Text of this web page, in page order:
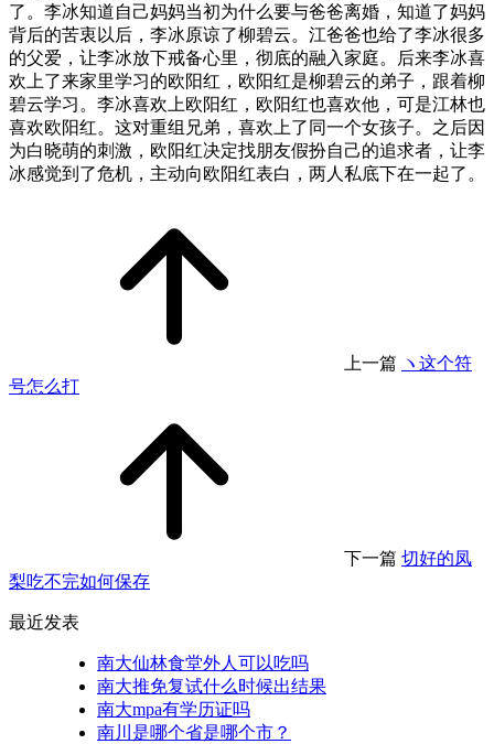
了。李冰知道自己妈妈当初为什么要与爸爸离婚，知道了妈妈
背后的苦衷以后，李冰原谅了柳碧云。江爸爸也给了李冰很多
的父爱，让李冰放下戒备心里，彻底的融入家庭。后来李冰喜
欢上了来家里学习的欧阳红，欧阳红是柳碧云的弟子，跟着柳
碧云学习。李冰喜欢上欧阳红，欧阳红也喜欢他，可是江林也
喜欢欧阳红。这对重组兄弟，喜欢上了同一个女孩子。之后因
为白晓萌的刺激，欧阳红决定找朋友假扮自己的追求者，让李
冰感觉到了危机，主动向欧阳红表白，两人私底下在一起了。
上一篇 ヽ这个符
号怎么打
下一篇 切好的凤
梨吃不完如何保存
最近发表
南大仙林食堂外人可以吃吗
南大推免复试什么时候出结果
南大mpa有学历证吗
南川是哪个省是哪个市？